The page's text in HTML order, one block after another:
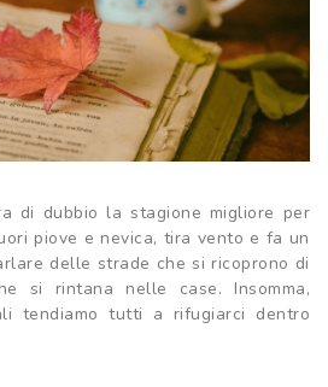
di dubbio la stagione migliore per
piove e nevica, tira vento e fa un
delle strade che si ricoprono di
si rintana nelle case. Insomma,
tendiamo tutti a rifugiarci dentro